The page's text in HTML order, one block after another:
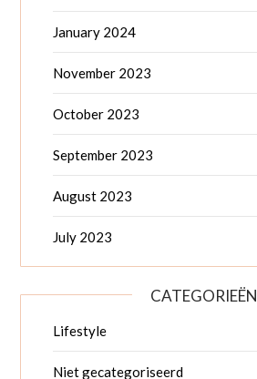
January 2024
November 2023
October 2023
September 2023
August 2023
July 2023
CATEGORIEËN
Lifestyle
Niet gecategoriseerd